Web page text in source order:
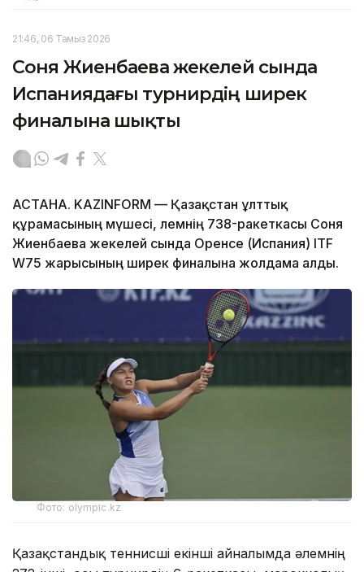
21:46, 06 Тамыз 2026
Соня Жиенбаева жекелей сында
Испаниядағы турнирдің ширек
финалына шықты
АСТАНА. KAZINFORM — Қазақстан ұлттық
құрамасының мүшесі, әлемнің 738-ракеткасы Соня
Жиенбаева жекелей сында Оренсе (Испания) ITF
W75 жарысының ширек финалына жолдама алды.
Фото: olympic.kz
Қазақстандық теннисші екінші айналымда әлемнің